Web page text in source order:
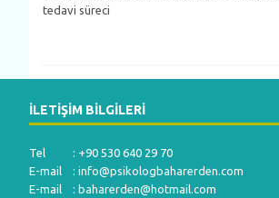
tedavi süreci
İLETIŞIM BILGILERI
Tel : +90 530 640 29 70
E-mail : info@psikologbaharerden.com
E-mail : baharerden@hotmail.com